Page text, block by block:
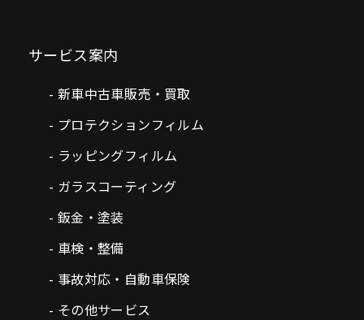
サービス案内
新車中古車販売・買取
プロテクションフィルム
ラッピングフィルム
ガラスコーティング
鈑金・塗装
車検・整備
事故対応・自動車保険
その他サービス